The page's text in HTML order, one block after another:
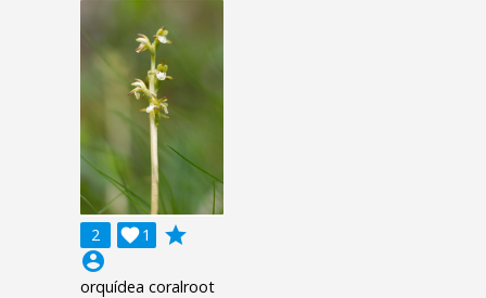
2 1

grade
account_circle
orquídea coralroot